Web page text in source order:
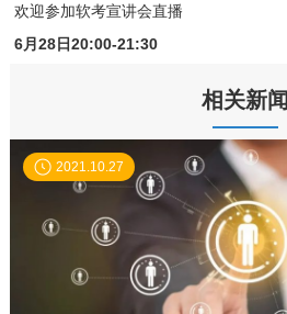
欢迎参加软考宣讲会直播
6月28日20:00-21:30
相关新闻
2021.10.27